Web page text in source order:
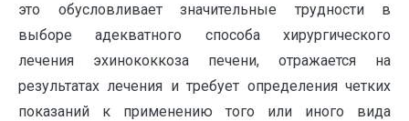
это обусловливает значительные трудности в
выборе адекватного способа хирургического
лечения эхинококкоза печени, отражается на
результатах лечения и требует определения четких
показаний к применению того или иного вида